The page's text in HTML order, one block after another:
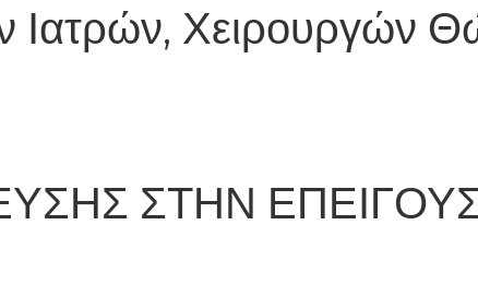
Ιατρών, Χειρουργών
ΣΤΗΝ